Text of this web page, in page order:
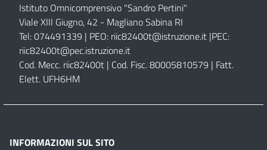
Istituto Omnicomprensivo "Sandro Pertini"
Viale XIII Giugno, 42 - Magliano Sabina RI
Tel: 074491339 | PEO: riic82400t@istruzione.it |PEC:
riic82400t@pec.istruzione.it
Cod. Mecc. riic82400t | Cod. Fisc. 80005810579 | Fatt.
Elett. UFH6HM
INFORMAZIONI SUL SITO